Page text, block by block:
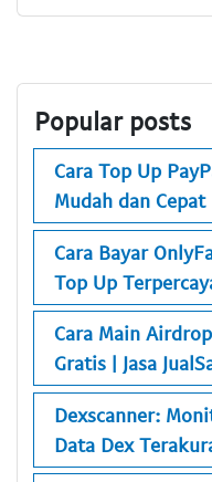
Popular posts
Cara Top Up
Mudah dan Cepat
Cara Bayar
Top Up
Cara Main
Gratis | Jasa
Dexscanner:
Data Dex